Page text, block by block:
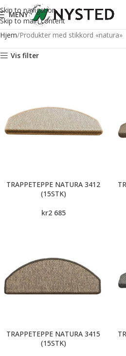
Skip to navigation
Skip to main content
MENY
Hjem Produkter med stikkord «natura»
Vis filter
TRAPPETEPPE NATURA 3412
(15STK)
kr2 685
TRAPPETEPPE NATURA 3415
(15STK)